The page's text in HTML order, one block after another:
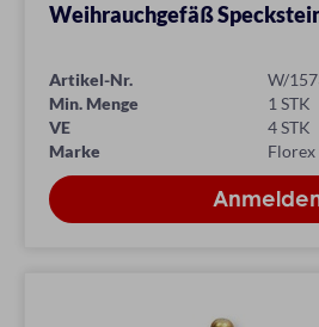
Weihrauchgefäß
Artikel-Nr.
W/
Min. Menge
1 STK
VE
4 STK
Marke
Florex